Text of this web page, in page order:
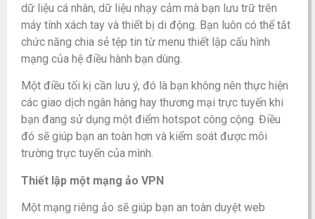
dữ liệu cá nhân, dữ liệu nhạy cảm mà bạn lưu trữ trên
máy tính xách tay và thiết bị di động. Bạn luôn có thể tắt
chức năng chia sẻ tệp tin từ menu thiết lập cấu hình
mạng của hệ điều hành bạn dùng.
Một điều tối kị cần lưu ý, đó là bạn không nên thực hiện
các giao dịch ngân hàng hay thương mại trực tuyến khi
bạn đang sử dụng một điểm hotspot công cộng. Điều
đó sẽ giúp bạn an toàn hơn và kiểm soát được môi
trường trực tuyến của mình.
Thiết lập một mạng ảo VPN
Một mạng riêng ảo sẽ giúp bạn an toàn duyệt web